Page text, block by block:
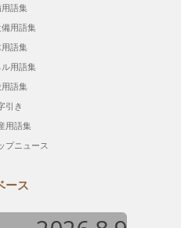
語集
用語集
語集
ル用語集
語集
引き
用語集
プニュース
ース